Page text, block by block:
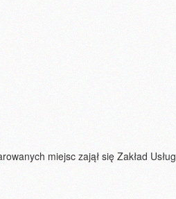
miejsc zajął się Zakład Usług